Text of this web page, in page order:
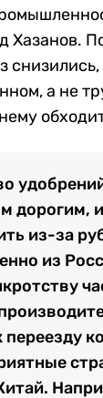
Хазанов.
снизились,
а не
дорогим,
из-за
из
переезду